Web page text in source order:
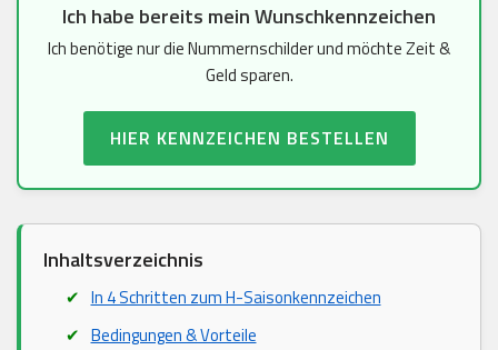
Ich habe bereits mein Wunschkennzeichen
Ich benötige nur die Nummernschilder und möchte Zeit &
Geld sparen.
HIER KENNZEICHEN BESTELLEN
Inhaltsverzeichnis
In 4 Schritten zum H-Saisonkennzeichen
Bedingungen & Vorteile